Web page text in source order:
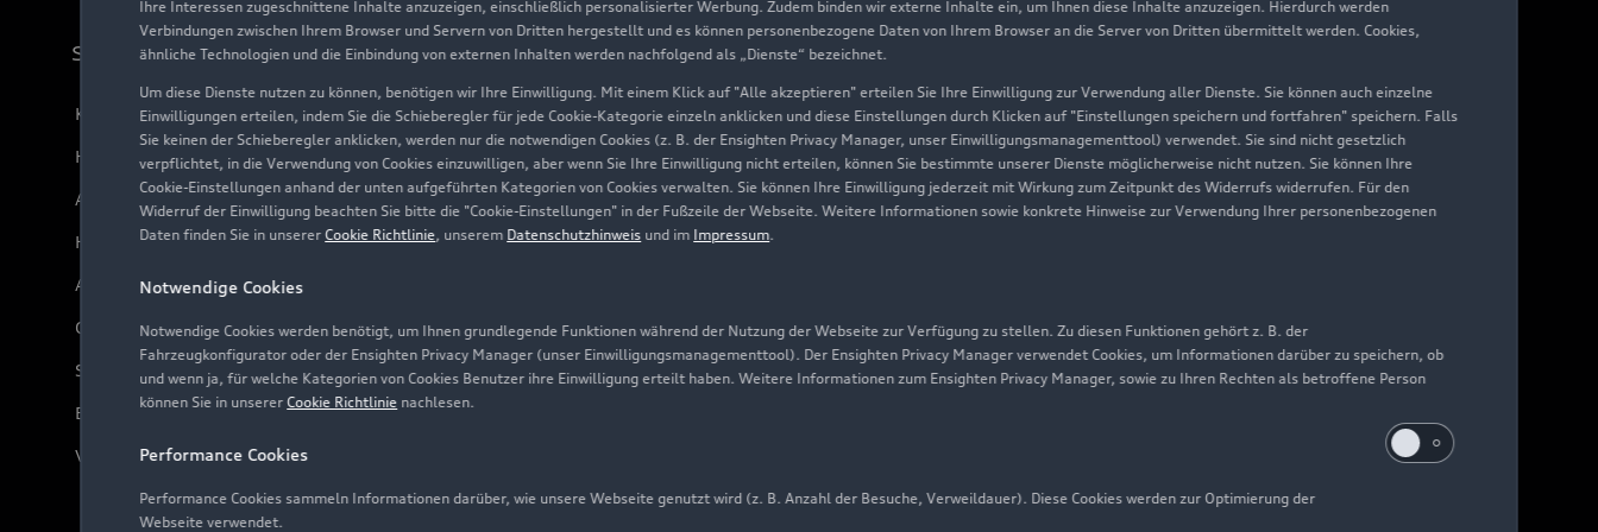
Ihre Interessen zugeschnittene Inhalte anzuzeigen, einschließlich personalisierter Werbung. Zudem binden wir externe Inhalte ein, um Ihnen diese Inhalte anzuzeigen. Hierdurch werden
Verbindungen zwischen Ihrem Browser und Servern von Dritten hergestellt und es können personenbezogene Daten von Ihrem Browser an die Server von Dritten übermittelt werden. Cookies,
ähnliche Technologien und die Einbindung von externen Inhalten werden nachfolgend als „Dienste“ bezeichnet.
Um diese Dienste nutzen zu können, benötigen wir Ihre Einwilligung. Mit einem Klick auf "Alle akzeptieren" erteilen Sie Ihre Einwilligung zur Verwendung aller Dienste. Sie können auch einzelne
Einwilligungen erteilen, indem Sie die Schieberegler für jede Cookie-Kategorie einzeln anklicken und diese Einstellungen durch Klicken auf "Einstellungen speichern und fortfahren" speichern. Falls
Sie keinen der Schieberegler anklicken, werden nur die notwendigen Cookies (z. B. der Ensighten Privacy Manager, unser Einwilligungsmanagementtool) verwendet. Sie sind nicht gesetzlich
verpflichtet, in die Verwendung von Cookies einzuwilligen, aber wenn Sie Ihre Einwilligung nicht erteilen, können Sie bestimmte unserer Dienste möglicherweise nicht nutzen. Sie können Ihre
Cookie-Einstellungen anhand der unten aufgeführten Kategorien von Cookies verwalten. Sie können Ihre Einwilligung jederzeit mit Wirkung zum Zeitpunkt des Widerrufs widerrufen. Für den
Widerruf der Einwilligung beachten Sie bitte die "Cookie-Einstellungen" in der Fußzeile der Webseite. Weitere Informationen sowie konkrete Hinweise zur Verwendung Ihrer personenbezogenen
Daten finden Sie in unsererCookie Richtlinie, unserem Datenschutzhinweis und im Impressum.
Notwendige Cookies
Notwendige Cookies werden benötigt, um Ihnen grundlegende Funktionen während der Nutzung der Webseite zur Verfügung zu stellen. Zu diesen Funktionen gehört z. B. der
Fahrzeugkonfigurator oder der Ensighten Privacy Manager (unser Einwilligungsmanagementtool). Der Ensighten Privacy Manager verwendet Cookies, um Informationen darüber zu speichern, ob
und wenn ja, für welche Kategorien von Cookies Benutzer ihre Einwilligung erteilt haben. Weitere Informationen zum Ensighten Privacy Manager, sowie zu Ihren Rechten als betroffene Person
können Sie in unsererCookie Richtlinie nachlesen.
Performance Cookies
Performance Cookies sammeln Informationen darüber, wie unsere Webseite genutzt wird (z. B. Anzahl der Besuche, Verweildauer). Diese Cookies werden zur Optimierung der
Webseite verwendet.
Support
Kundenservice
Händlersuche
Audi Code
Häufige Fragen (FAQ)
Audi Online Beratung
Online-Terminvereinbarung
Servicekontakt
Bordbuch & Bedienungsanleitungen
Verträge kündigen
Über Audi
Unternehmen
Karriere
Investor Relations
Presse & Media Center
Audi erleben
Newsletter